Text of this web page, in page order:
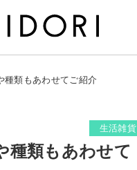
種類もあわせてご紹介
生活雑貨
種類もあわせて